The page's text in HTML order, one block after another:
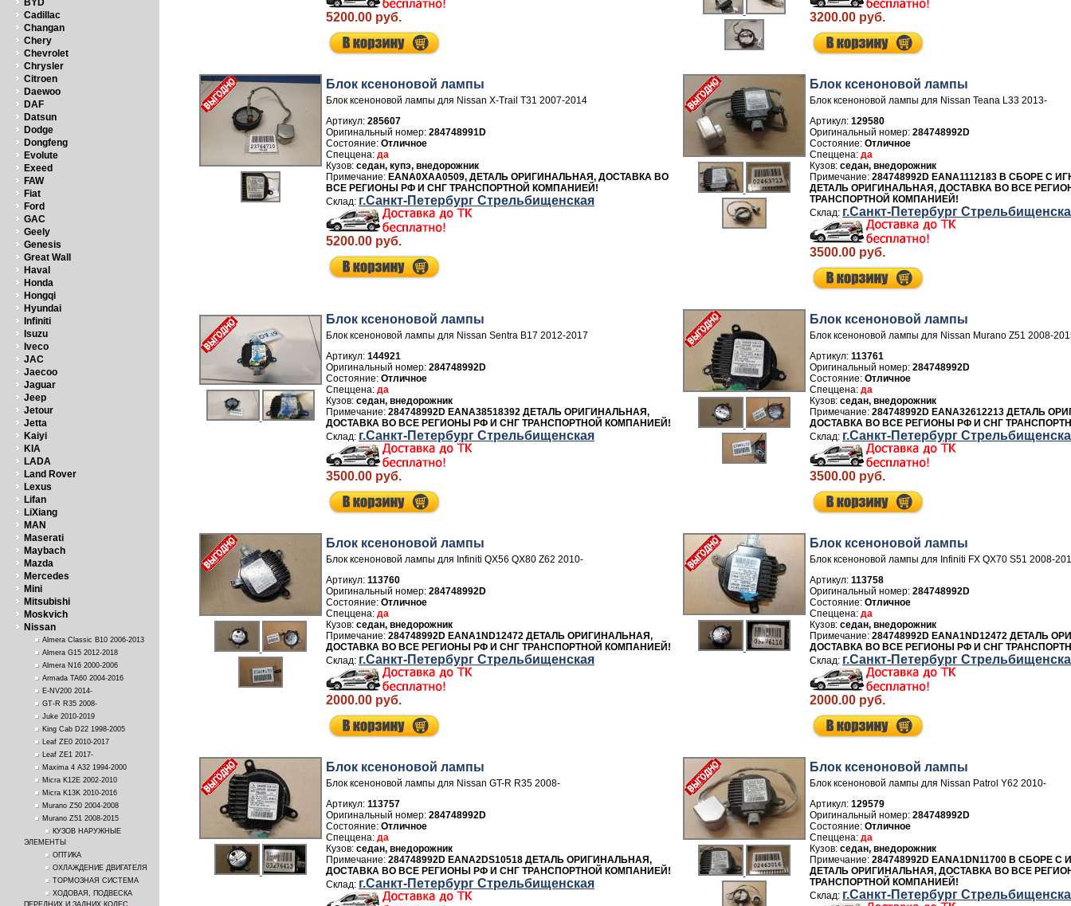
BYD
Cadillac
Changan
Chery
Chevrolet
Chrysler
Citroen
Daewoo
DAF
Datsun
Dodge
Dongfeng
Evolute
Exeed
FAW
Fiat
Ford
GAC
Geely
Genesis
Great Wall
Haval
Honda
Hongqi
Hyundai
Infiniti
Isuzu
Iveco
JAC
Jaecoo
Jaguar
Jeep
Jetour
Jetta
Kaiyi
KIA
LADA
Land Rover
Lexus
Lifan
LiXiang
MAN
Maserati
Maybach
Mazda
Mercedes
Mini
Mitsubishi
Moskvich
Nissan
Almera Classic B10 2006-2013
Almera G15 2012-2018
Almera N16 2000-2006
Armada TA60 2004-2016
E-NV200 2014-
GT-R R35 2008-
Juke 2010-2019
King Cab D22 1998-2005
Leaf ZE0 2010-2017
Leaf ZE1 2017-
Maxima 4 A32 1994-2000
Micra K12E 2002-2010
Micra K13K 2010-2016
Murano Z50 2004-2008
Murano Z51 2008-2015
КУЗОВ НАРУЖНЫЕ
ЭЛЕМЕНТЫ
ОПТИКА
ОХЛАЖДЕНИЕ ДВИГАТЕЛЯ
ТОРМОЗНАЯ СИСТЕМА
ХОДОВАЯ, ПОДВЕСКА
ПЕРЕДНИХ И ЗАДНИХ КОЛЕС
5200.00 руб. 3200.00 руб.
Блок ксеноновой лампы
Блок ксеноновой лампы для Nissan X-Trail T31 2007-2014
Артикул: 285607
284748991D
Отличное
да
седан, купэ, внедорожник
EANA0XAA0509, ДЕТАЛЬ ОРИГИНАЛЬНАЯ, ДОСТАВКА ВО
ВСЕ РЕГИОНЫ РФ И СНГ ТРАНСПОРТНОЙ КОМПАНИЕЙ!
г.Санкт-Петербург Стрельбищенская
5200.00 руб.
Блок ксеноновой лампы
Блок ксеноновой лампы для Nissan Teana L33 2013-
Артикул: 129580
284748992D
Отличное
да
седан, внедорожник
284748992D EANA1112183 В СБОРЕ С
ДЕТАЛЬ ОРИГИНАЛЬНАЯ, ДОСТАВКА ВО ВСЕ
ТРАНСПОРТНОЙ КОМПАНИЕЙ!
г.Санкт-Петербург
3500.00 руб.
Блок ксеноновой лампы
Блок ксеноновой лампы для Nissan Sentra B17 2012-2017
Артикул: 144921
284748992D
Отличное
да
седан, внедорожник
284748992D EANA38518392 ДЕТАЛЬ ОРИГИНАЛЬНАЯ,
ДОСТАВКА ВО ВСЕ РЕГИОНЫ РФ И СНГ ТРАНСПОРТНОЙ КОМПАНИЕЙ!
г.Санкт-Петербург Стрельбищенская
3500.00 руб.
Блок ксеноновой лампы
Блок ксеноновой лампы для Nissan Murano Z51 2008-
Артикул: 113761
284748992D
Отличное
да
седан, внедорожник
284748992D EANA32612213 ДЕТАЛЬ
ДОСТАВКА ВО ВСЕ РЕГИОНЫ РФ И СНГ
г.Санкт-Петербург
3500.00 руб.
Блок ксеноновой лампы
Блок ксеноновой лампы для Infiniti QX56 QX80 Z62 2010-
Артикул: 113760
284748992D
Отличное
да
седан, внедорожник
284748992D EANA1ND12472 ДЕТАЛЬ ОРИГИНАЛЬНАЯ,
ДОСТАВКА ВО ВСЕ РЕГИОНЫ РФ И СНГ ТРАНСПОРТНОЙ КОМПАНИЕЙ!
г.Санкт-Петербург Стрельбищенская
2000.00 руб.
Блок ксеноновой лампы
Блок ксеноновой лампы для Infiniti FX QX70 S51 2008-
Артикул: 113758
284748992D
Отличное
да
седан, внедорожник
284748992D EANA1ND12472 ДЕТАЛЬ
ДОСТАВКА ВО ВСЕ РЕГИОНЫ РФ И СНГ
г.Санкт-Петербург
2000.00 руб.
Блок ксеноновой лампы
Блок ксеноновой лампы для Nissan GT-R R35 2008-
Артикул: 113757
284748992D
Отличное
да
седан, внедорожник
284748992D EANA2DS10518 ДЕТАЛЬ ОРИГИНАЛЬНАЯ,
ДОСТАВКА ВО ВСЕ РЕГИОНЫ РФ И СНГ ТРАНСПОРТНОЙ КОМПАНИЕЙ!
г.Санкт-Петербург Стрельбищенская
Блок ксеноновой лампы
Блок ксеноновой лампы для Nissan Patrol Y62 2010-
Артикул: 129579
284748992D
Отличное
да
седан, внедорожник
284748992D EANA1DN11700 В СБОРЕ
ДЕТАЛЬ ОРИГИНАЛЬНАЯ, ДОСТАВКА ВО ВСЕ
ТРАНСПОРТНОЙ КОМПАНИЕЙ!
г.Санкт-Петербург